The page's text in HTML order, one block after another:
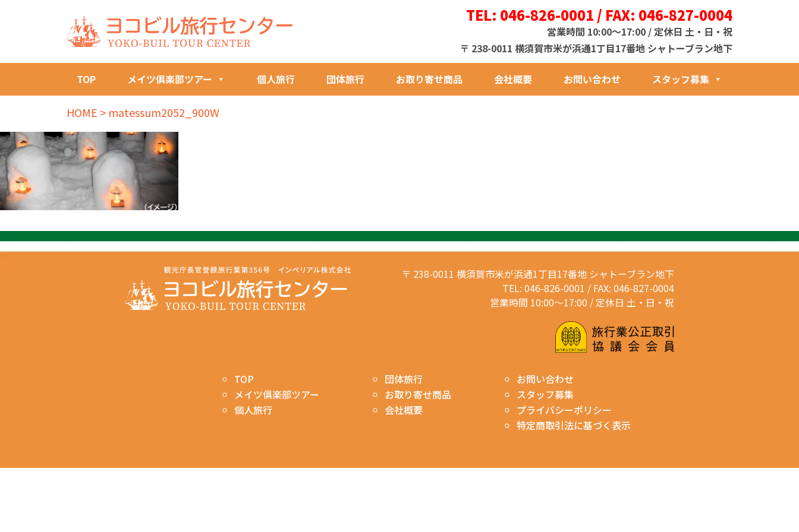
TEL: 046-826-0001 / FAX: 046-827-0004
営業時間 10:00～17:00 / 定休日 土・日・祝
〒 238-0011 横須賀市米が浜通1丁目17番地 シャトーブラン地下
TOP メイツ俱楽部ツアー 個人旅行 団体旅行 お取り寄せ商品 会社概要 お問い合わせ スタッフ募集
HOME > matessum2052_900W
〒 238-0011 横須賀市米が浜通1丁目17番地 シャトーブラン地下
TEL: 046-826-0001 / FAX: 046-827-0004
営業時間 10:00～17:00 / 定休日 土・日・祝
TOP
メイツ俱楽部ツアー
個人旅行
団体旅行
お取り寄せ商品
会社概要
お問い合わせ
スタッフ募集
プライバシーポリシー
特定商取引法に基づく表示